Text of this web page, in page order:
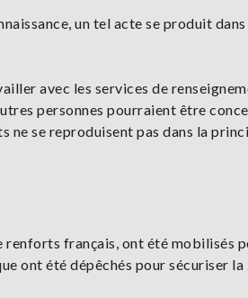
un tel acte se produit
avec les services de
personnes pourraient être
ne se reproduisent pas dans la
français, ont été mobilisés
ont été dépêchés pour sécuriser la